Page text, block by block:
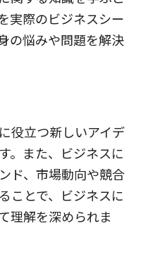
実際のビジネスシー
の悩みや問題を解決
役立つ新しいアイデ
。また、ビジネスに
ド、市場動向や競合
ことで、ビジネスに
理解を深められま